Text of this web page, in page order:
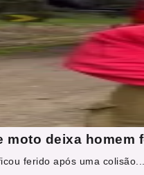
moto deixa homem
ferido após uma